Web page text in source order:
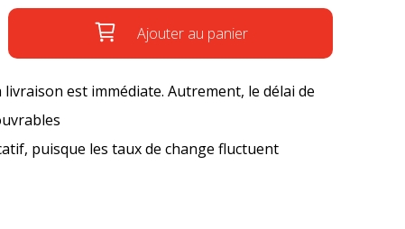
Ajouter au panier
est immédiate. Autrement, le délai de
puisque les taux de change fluctuent